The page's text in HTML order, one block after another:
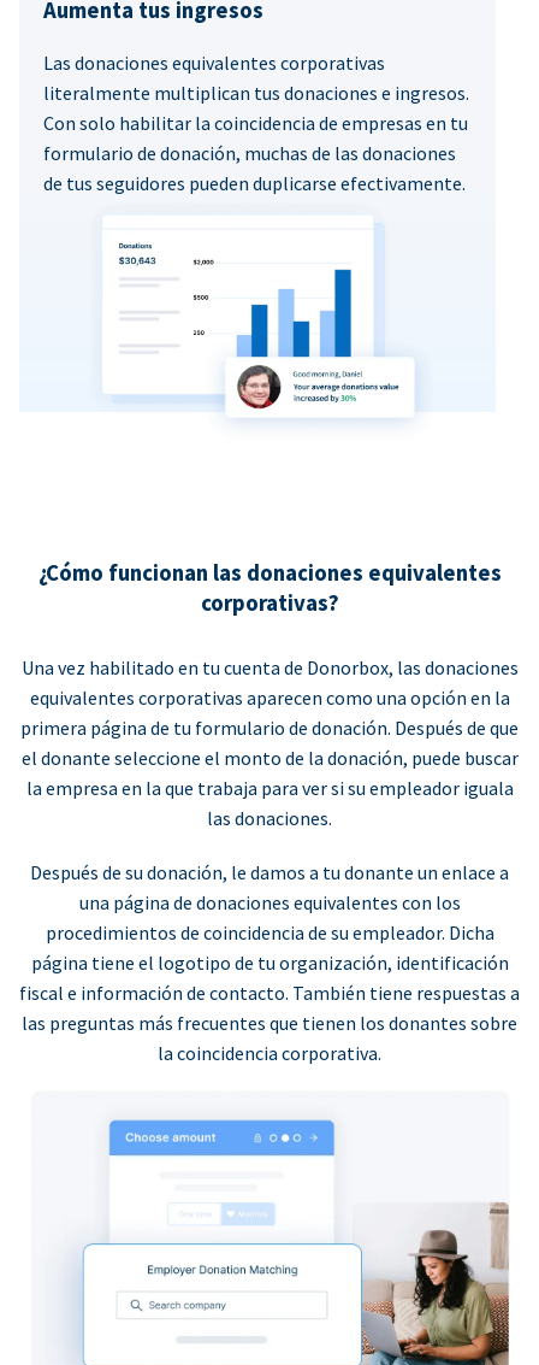
Aumenta tus ingresos
Las donaciones equivalentes corporativas
literalmente multiplican tus donaciones e ingresos.
Con solo habilitar la coincidencia de empresas en tu
formulario de donación, muchas de las donaciones
de tus seguidores pueden duplicarse efectivamente.
¿Cómo funcionan las donaciones equivalentes
corporativas?
Una vez habilitado en tu cuenta de Donorbox, las donaciones
equivalentes corporativas aparecen como una opción en la
primera página de tu formulario de donación. Después de que
el donante seleccione el monto de la donación, puede buscar
la empresa en la que trabaja para ver si su empleador iguala
las donaciones.
Después de su donación, le damos a tu donante un enlace a
una página de donaciones equivalentes con los
procedimientos de coincidencia de su empleador. Dicha
página tiene el logotipo de tu organización, identificación
fiscal e información de contacto. También tiene respuestas a
las preguntas más frecuentes que tienen los donantes sobre
la coincidencia corporativa.